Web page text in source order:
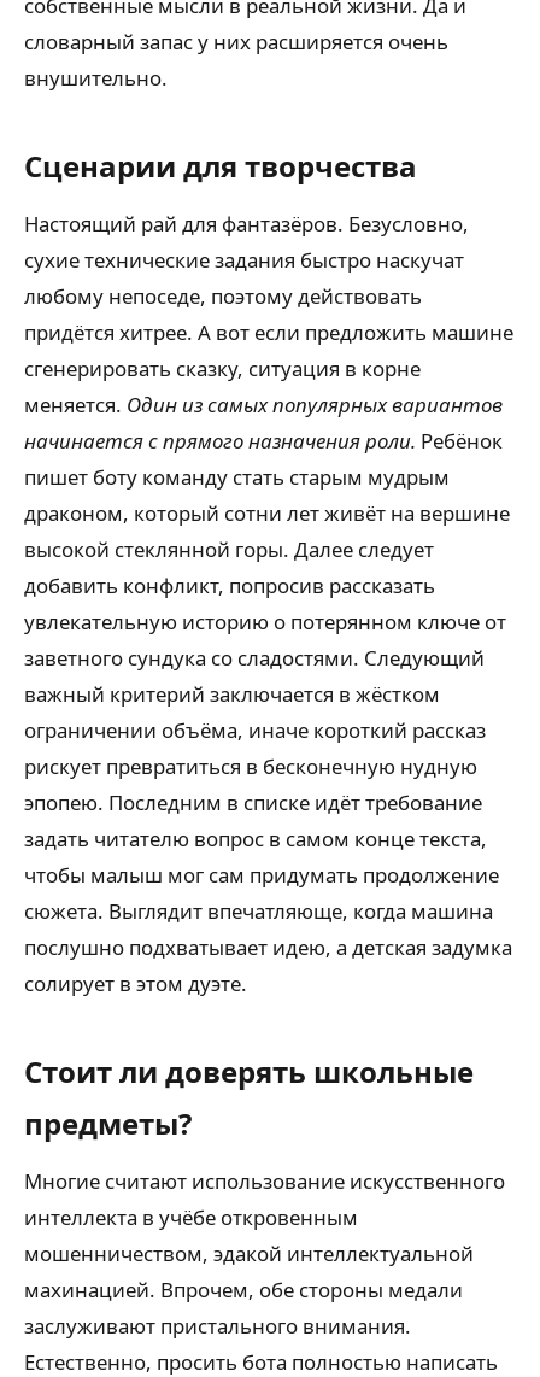
собственные мысли в реальной жизни. Да и
словарный запас у них расширяется очень
внушительно.
Сценарии для творчества
Настоящий рай для фантазёров. Безусловно,
сухие технические задания быстро наскучат
любому непоседе, поэтому действовать
придётся хитрее. А вот если предложить машине
сгенерировать сказку, ситуация в корне
меняется. Один из самых популярных вариантов
начинается с прямого назначения роли. Ребёнок
пишет боту команду стать старым мудрым
драконом, который сотни лет живёт на вершине
высокой стеклянной горы. Далее следует
добавить конфликт, попросив рассказать
увлекательную историю о потерянном ключе от
заветного сундука со сладостями. Следующий
важный критерий заключается в жёстком
ограничении объёма, иначе короткий рассказ
рискует превратиться в бесконечную нудную
эпопею. Последним в списке идёт требование
задать читателю вопрос в самом конце текста,
чтобы малыш мог сам придумать продолжение
сюжета. Выглядит впечатляюще, когда машина
послушно подхватывает идею, а детская задумка
солирует в этом дуэте.
Стоит ли доверять школьные
предметы?
Многие считают использование искусственного
интеллекта в учёбе откровенным
мошенничеством, эдакой интеллектуальной
махинацией. Впрочем, обе стороны медали
заслуживают пристального внимания.
Естественно, просить бота полностью написать